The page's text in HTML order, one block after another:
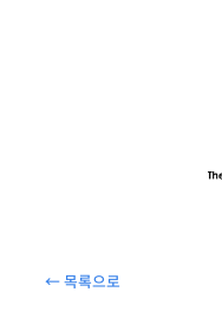
← 목록으로